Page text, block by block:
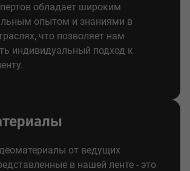
обладает широким
опытом и знаниями в
что позволяет нам
индивидуальный подход к
от ведущих
в нашей ленте - это